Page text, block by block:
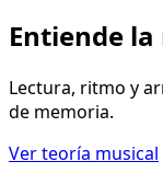
Entiende la
Lectura, ritmo y
de memoria.
Ver teoría musical